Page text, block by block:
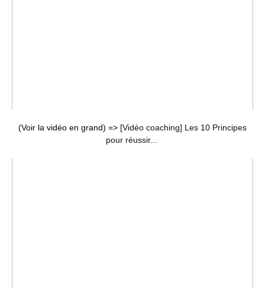
(Voir la vidéo en grand) => [Vidéo coaching] Les 10 Principes
pour réussir...